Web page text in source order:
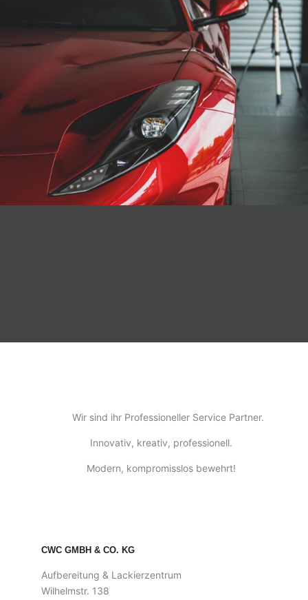
Wir sind ihr Professioneller Service Partner.
Innovativ, kreativ, professionell.
Modern, kompromisslos bewehrt!
CWC GMBH & CO. KG
Aufbereitung & Lackierzentrum
Wilhelmstr. 138